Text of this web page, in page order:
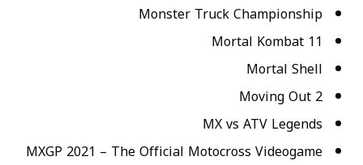
Monster Truck Championship
Mortal Kombat 11
Mortal Shell
Moving Out 2
MX vs ATV Legends
MXGP 2021 – The Official Motocross Videogame